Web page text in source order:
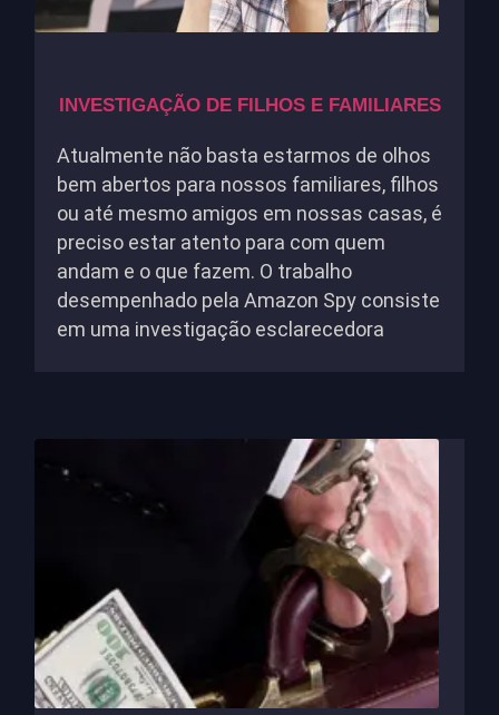
INVESTIGAÇÃO DE FILHOS E FAMILIARES
Atualmente não basta estarmos de olhos
bem abertos para nossos familiares, filhos
ou até mesmo amigos em nossas casas, é
preciso estar atento para com quem
andam e o que fazem. O trabalho
desempenhado pela Amazon Spy consiste
em uma investigação esclarecedora